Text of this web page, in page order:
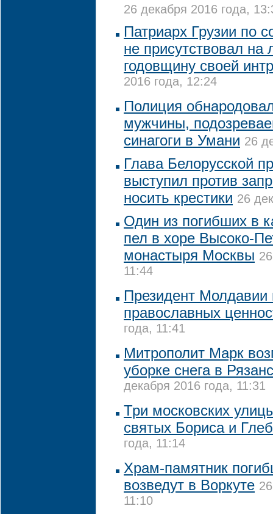
26 декабря 2016 года,
Патриарх Грузии по
не присутствовал на
годовщину своей
2016 года, 12:24
Полиция
мужчины,
синагоги в Умани 26
Глава Белорусской
выступил против
носить крестики 26
Один из погибших в
пел в хоре Высоко-
монастыря Москвы
11:44
Президент
православных
года, 11:41
Митрополит Марк
уборке снега в
декабря 2016 года, 11:31
Три московских
святых Бориса и
года, 11:14
Храм-памятник
возведут в Воркуте
11:10